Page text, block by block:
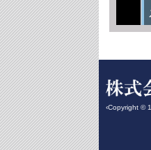
‹Copyright ©